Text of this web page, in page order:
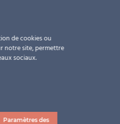
de cookies ou
notre site, permettre
sociaux.
Paramètres des